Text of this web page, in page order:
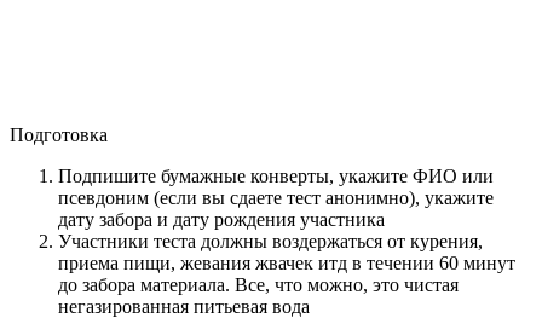
Подготовка
Подпишите бумажные конверты, укажите ФИО или
псевдоним (если вы сдаете тест анонимно), укажите
дату забора и дату рождения участника
Участники теста должны воздержаться от курения,
приема пищи, жевания жвачек итд в течении 60 минут
до забора материала. Все, что можно, это чистая
негазированная питьевая вода